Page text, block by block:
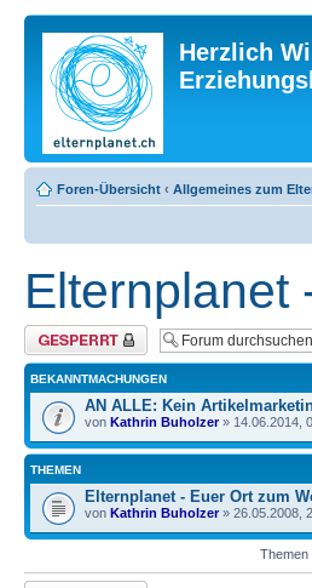
Herzlich
Foren-Übersicht ‹ Allgemeines zum
Elternplanet
Forum gesperrt
BEKANNTMACHUNGEN
AN ALLE: Kein
von Kathrin Buholzer» 14.06.2014,
THEMEN
Elternplanet - Euer Ort zum
von Kathrin Buholzer» 26.05.2008,
Themen